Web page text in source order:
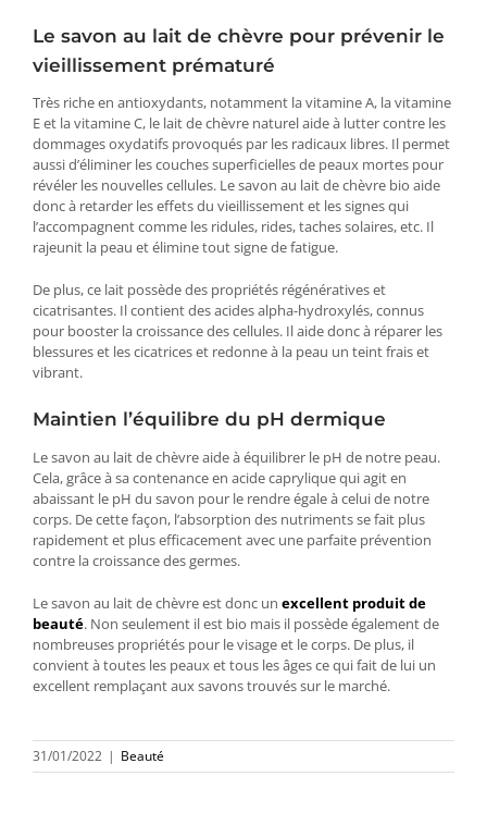
Le savon au lait de chèvre pour prévenir le
vieillissement prématuré
Très riche en antioxydants, notamment la vitamine A, la vitamine
E et la vitamine C, le lait de chèvre naturel aide à lutter contre les
dommages oxydatifs provoqués par les radicaux libres. Il permet
aussi d’éliminer les couches superficielles de peaux mortes pour
révéler les nouvelles cellules. Le savon au lait de chèvre bio aide
donc à retarder les effets du vieillissement et les signes qui
l’accompagnent comme les ridules, rides, taches solaires, etc. Il
rajeunit la peau et élimine tout signe de fatigue.
De plus, ce lait possède des propriétés régénératives et
cicatrisantes. Il contient des acides alpha-hydroxylés, connus
pour booster la croissance des cellules. Il aide donc à réparer les
blessures et les cicatrices et redonne à la peau un teint frais et
vibrant.
Maintien l’équilibre du pH dermique
Le savon au lait de chèvre aide à équilibrer le pH de notre peau.
Cela, grâce à sa contenance en acide caprylique qui agit en
abaissant le pH du savon pour le rendre égale à celui de notre
corps. De cette façon, l’absorption des nutriments se fait plus
rapidement et plus efficacement avec une parfaite prévention
contre la croissance des germes.
Le savon au lait de chèvre est donc un excellent produit de
beauté. Non seulement il est bio mais il possède également de
nombreuses propriétés pour le visage et le corps. De plus, il
convient à toutes les peaux et tous les âges ce qui fait de lui un
excellent remplaçant aux savons trouvés sur le marché.
31/01/2022 | Beauté